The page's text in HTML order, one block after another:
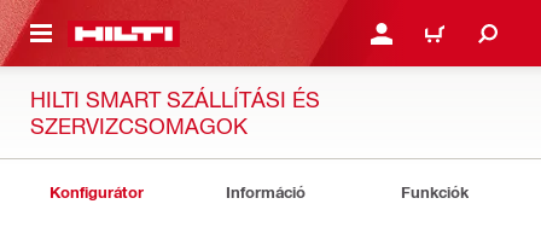
TARTALOMRA BEJELENTKEZÉS VAGY
KOSÁR
HILTI SMART SZÁLLÍTÁSI ÉS
SZERVIZCSOMAGOK
Konfigurátor Információ Funkciók